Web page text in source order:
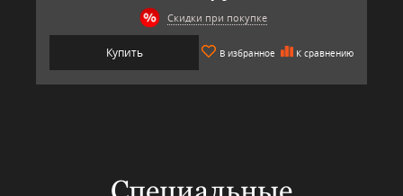
Скидки при покупке
Купить В избранное К сравнению